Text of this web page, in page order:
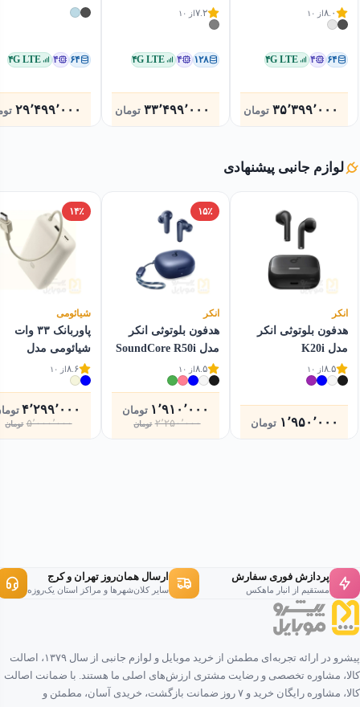
رم ۴ گیگابایت۸.۰از ۱۰
۶۴ ۴ ۴G LTE
۳۵٬۳۹۹٬۰۰۰ تومان
گیگابایت
۷.۲از ۱۰
۱۲۸ ۴ ۴G LTE
۳۳٬۴۹۹٬۰۰۰ تومان
رم ۴ گیگابایت
۶۴ ۴ ۴G LTE
۲۹٬۴۹۹٬۰۰۰
لوازم جانبی پیشنهادی
انکر
هدفون بلوتوثی انکر
مدل K20i
۸.۵از ۱۰
۱٬۹۵۰٬۰۰۰ تومان
۱۵٪
انکر
هدفون بلوتوثی انکر
مدل SoundCore R50i
۸.۵از ۱۰
۲٬۲۵۰٬۰۰۰ تومان
قیمت
۱٬۹۱۰٬۰۰۰ تومان
قیمت
۱۴٪
شیائومی
پاوربانک ۳۳ وات
شیائومی مدل
۸.۶از ۱۰
۵٬۰۰۰٬۰۰۰ تومان
قیمت
۴٬۲۹۹٬۰۰۰
قیمت
پردازش فوری سفارش
مستقیم از انبار ماهکس
ارسال همان‌روز تهران و کرج
سایر کلان‌شهرها و مراکز استان یک‌روزه
پیشرو در ارائه تجربه‌ای مطمئن از خرید موبایل و لوازم جانبی از سال ۱۳۷۹، اصالت
کالا، مشاوره تخصصی و رضایت مشتری ارزش‌های اصلی ما هستند. با ضمانت اصالت
کالا، مشاوره رایگان خرید و ۷ روز ضمانت بازگشت، خریدی آسان، مطمئن و